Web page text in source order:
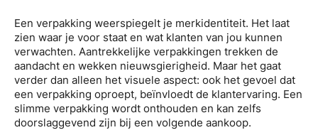
Een verpakking weerspiegelt je merkidentiteit. Het laat
zien waar je voor staat en wat klanten van jou kunnen
verwachten. Aantrekkelijke verpakkingen trekken de
aandacht en wekken nieuwsgierigheid. Maar het gaat
verder dan alleen het visuele aspect: ook het gevoel dat
een verpakking oproept, beïnvloedt de klantervaring. Een
slimme verpakking wordt onthouden en kan zelfs
doorslaggevend zijn bij een volgende aankoop.